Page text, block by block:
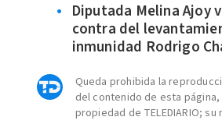
Diputada Melina Ajoy
contra del
inmunidad Rodrigo
Queda prohibida la
del contenido de esta
propiedad de TELEDIARIO;